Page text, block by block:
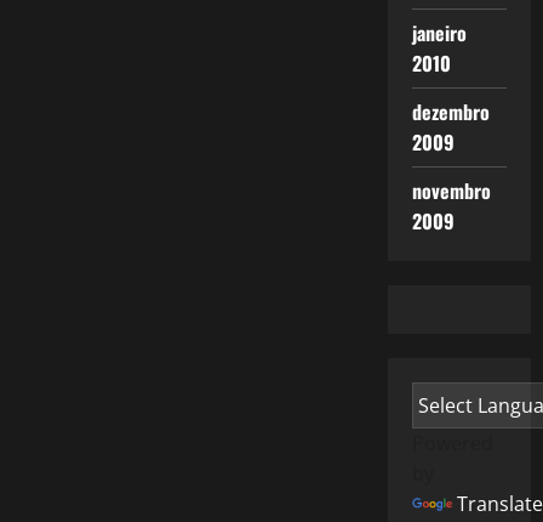
janeiro
2010
dezembro
2009
novembro
2009
Translate